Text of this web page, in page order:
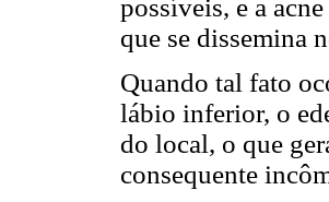
possíveis, e a
que se dissemina
Quando tal fato
lábio inferior, o
do local, o que
consequente